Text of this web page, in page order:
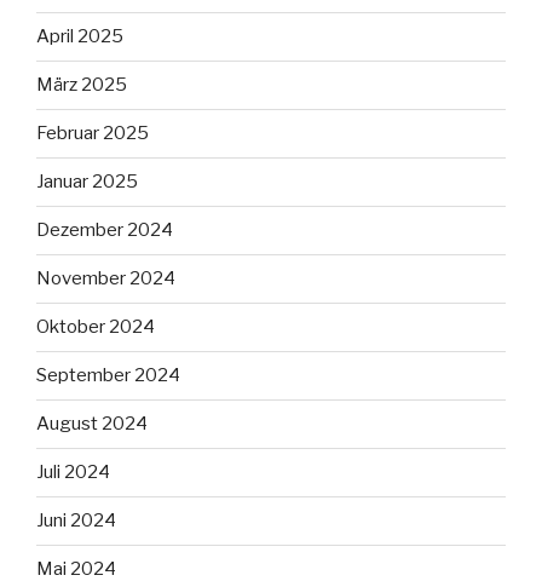
April 2025
März 2025
Februar 2025
Januar 2025
Dezember 2024
November 2024
Oktober 2024
September 2024
August 2024
Juli 2024
Juni 2024
Mai 2024